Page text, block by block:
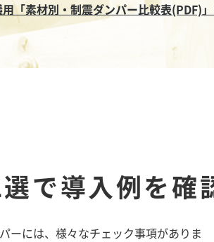
「素材別・制震ダンパー比較表(PDF)
で導入例を確
ーには、様々なチェック事項がありま